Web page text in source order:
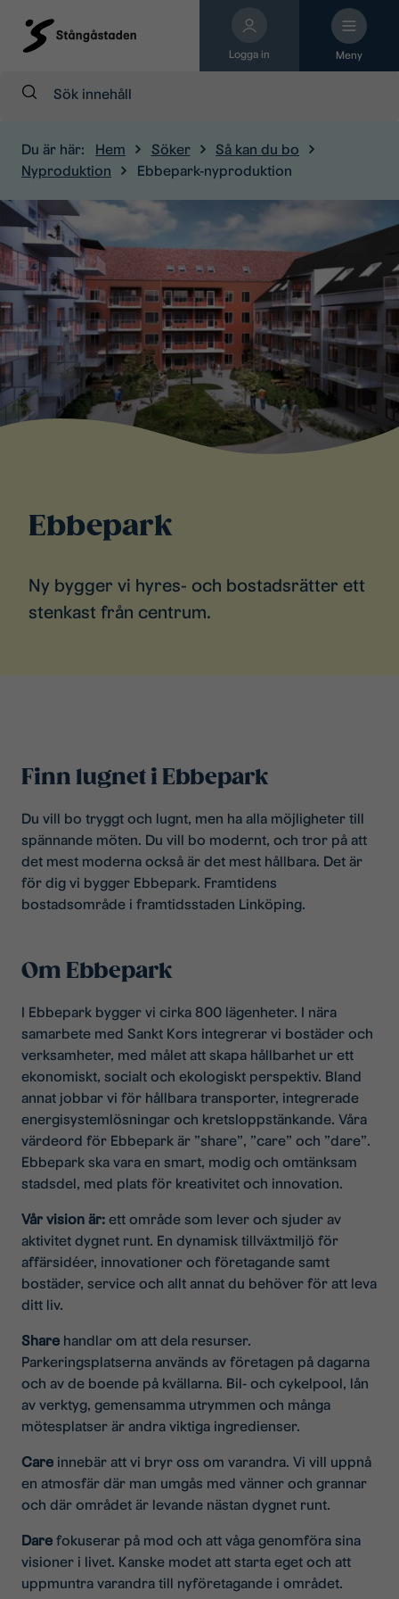
Logga in Meny
Sök:
Du är här: Hem Söker
Så kan du bo
Nyproduktion
Ebbepark-nyproduktion
Ebbepark
Ny bygger vi hyres- och bostadsrätter ett
stenkast från centrum.
Finn lugnet i Ebbepark
Du vill bo tryggt och lugnt, men ha alla möjligheter till
spännande möten. Du vill bo modernt, och tror på att
det mest moderna också är det mest hållbara. Det är
för dig vi bygger Ebbepark. Framtidens
bostadsområde i framtidsstaden Linköping.
Om Ebbepark
I Ebbepark bygger vi cirka 800 lägenheter. I nära
samarbete med Sankt Kors integrerar vi bostäder och
verksamheter, med målet att skapa hållbarhet ur ett
ekonomiskt, socialt och ekologiskt perspektiv. Bland
annat jobbar vi för hållbara transporter, integrerade
energisystemlösningar och kretsloppstänkande. Våra
värdeord för Ebbepark är ”share”, ”care” och ”dare”.
Ebbepark ska vara en smart, modig och omtänksam
stadsdel, med plats för kreativitet och innovation.
Vår vision är: ett område som lever och sjuder av
aktivitet dygnet runt. En dynamisk tillväxtmiljö för
affärsidéer, innovationer och företagande samt
bostäder, service och allt annat du behöver för att leva
ditt liv.
Share handlar om att dela resurser.
Parkeringsplatserna används av företagen på dagarna
och av de boende på kvällarna. Bil- och cykelpool, lån
av verktyg, gemensamma utrymmen och många
mötesplatser är andra viktiga ingredienser.
Care innebär att vi bryr oss om varandra. Vi vill uppnå
en atmosfär där man umgås med vänner och grannar
och där området är levande nästan dygnet runt.
Dare fokuserar på mod och att våga genomföra sina
visioner i livet. Kanske modet att starta eget och att
uppmuntra varandra till nyföretagande i området.